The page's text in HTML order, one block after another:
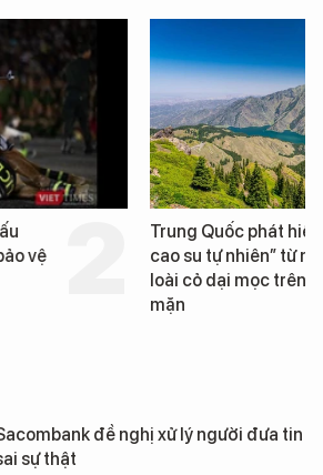
“mỏ
Loạt dự án bất động
Đà Nẵng sắp bị kiểm
đề nghị xử lý người đưa tin
sự thật